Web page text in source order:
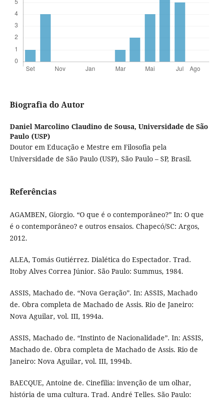
Biografia do Autor
Daniel Marcolino Claudino de Sousa, Universidade de São
Paulo (USP)
Doutor em Educação e Mestre em Filosofia pela
Universidade de São Paulo (USP), São Paulo – SP, Brasil.
Referências
AGAMBEN, Giorgio. “O que é o contemporâneo?” In: O que
é o contemporâneo? e outros ensaios. Chapecó/SC: Argos,
2012.
ALEA, Tomás Gutiérrez. Dialética do Espectador. Trad.
Itoby Alves Correa Júnior. São Paulo: Summus, 1984.
ASSIS, Machado de. “Nova Geração”. In: ASSIS, Machado
de. Obra completa de Machado de Assis. Rio de Janeiro:
Nova Aguilar, vol. III, 1994a.
ASSIS, Machado de. “Instinto de Nacionalidade”. In: ASSIS,
Machado de. Obra completa de Machado de Assis. Rio de
Janeiro: Nova Aguilar, vol. III, 1994b.
BAECQUE, Antoine de. Cinefilia: invenção de um olhar,
história de uma cultura. Trad. André Telles. São Paulo: